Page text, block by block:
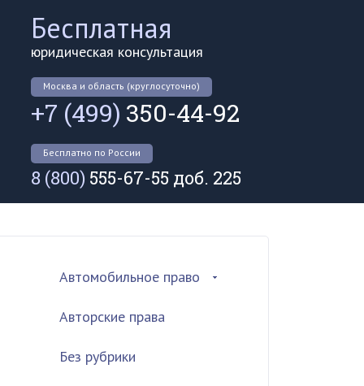
Бесплатная
юридическая консультация
Москва и область (круглосуточно)
+7 (499) 350-44-92
Бесплатно по России
8 (800) 555-67-55 доб. 225
Автомобильное право
Авторские права
Без рубрики